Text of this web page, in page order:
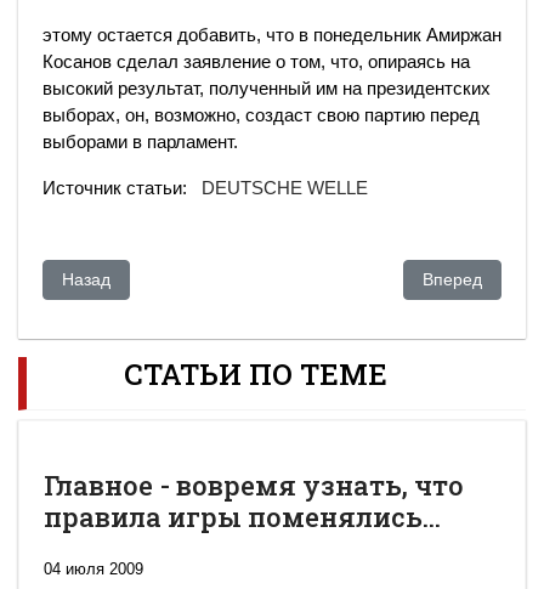
этому остается добавить, что в понедельник Амиржан
Косанов сделал заявление о том, что, опираясь на
высокий результат, полученный им на президентских
выборах, он, возможно, создаст свою партию перед
выборами в парламент.
Источник статьи: DEUTSCHE WELLE
Предыдущий: Что изменили в Казахстане президентские
Назад Следующий:
Вперед
СТАТЬИ ПО ТЕМЕ
Главное - вовремя узнать, что
правила игры поменялись...
04 июля 2009